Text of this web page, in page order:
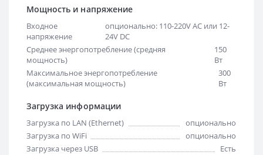
Мощность и напряжение
Входное
напряжение
опционально: 110-220V AC или 12-
24V DC
Среднее энергопотребление (средняя
мощность)
150
Вт
Максимальное энергопотребление
(максимальная мощность)
300
Вт
Загрузка информации
Загрузка по LAN (Ethernet)
опционально
Загрузка по WiFi
опционально
Загрузка через USB
Есть